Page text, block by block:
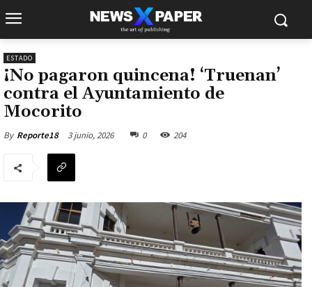
ESTADO
¡No pagaron quincena! ‘Truenan’
contra el Ayuntamiento de
Mocorito
By Reporte18 3 junio, 2026 0 204